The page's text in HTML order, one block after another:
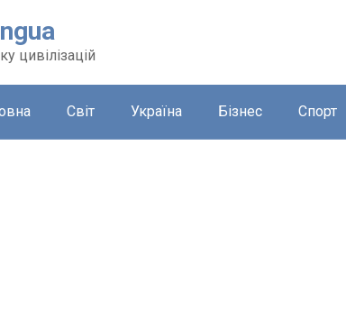
цивілізацій
Світ Україна Бізнес Спорт